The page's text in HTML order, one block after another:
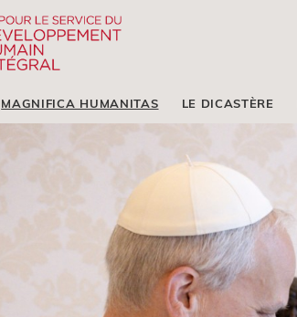
MAGNIFICA HUMANITAS LE DICASTÈRE